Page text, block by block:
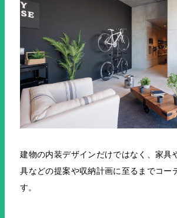
建物の内装デザインだけではなく、家具
具などの提案や収納計画に至るまでコー
す。